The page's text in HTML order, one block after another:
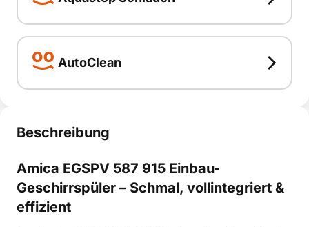
smart erklärt
Aquastop
Schlauch
smart erklärt
AutoClean
smart erklärt
Beschreibung
Amica EGSPV 587 915 Einbau-
Geschirrspüler – Schmal, vollintegriert &
effizient